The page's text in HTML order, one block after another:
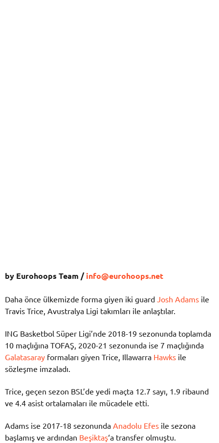
by Eurohoops Team /info@eurohoops.net
Daha önce ülkemizde forma giyen iki guard Josh Adams ile
Travis Trice, Avustralya Ligi takımları ile anlaştılar.
ING Basketbol Süper Ligi’nde 2018-19 sezonunda toplamda
10 maçlığına TOFAŞ, 2020-21 sezonunda ise 7 maçlığında
Galatasaray formaları giyen Trice, Illawarra Hawks ile
sözleşme imzaladı.
Trice, geçen sezon BSL’de yedi maçta 12.7 sayı, 1.9 ribaund
ve 4.4 asist ortalamaları ile mücadele etti.
Adams ise 2017-18 sezonunda Anadolu Efes ile sezona
başlamış ve ardından Beşiktaş‘a transfer olmuştu.